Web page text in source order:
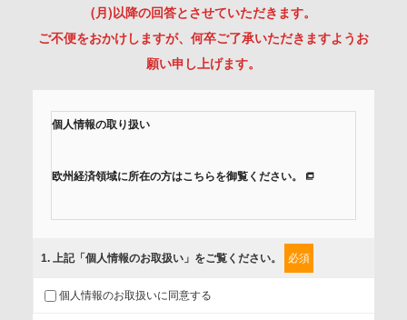
(月)以降の回答とさせていただきます。
ご不便をおかけしますが、何卒ご了承いただきますようお
願い申し上げます。
個人情報の取り扱い
欧州経済領域に所在の方はこちらを御覧ください。
組みを行っています。
に取扱い、これらで定める範囲内で、サービスの提供やご案
1. 上記「個人情報のお取扱い」をご覧ください。 必須
個人情報のお取扱いに同意する